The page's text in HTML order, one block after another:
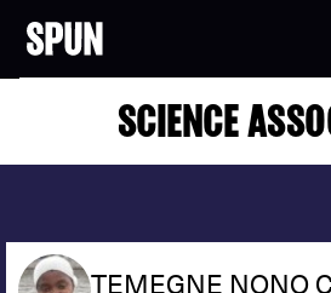
SCIENCE
TEMEGNE NONO